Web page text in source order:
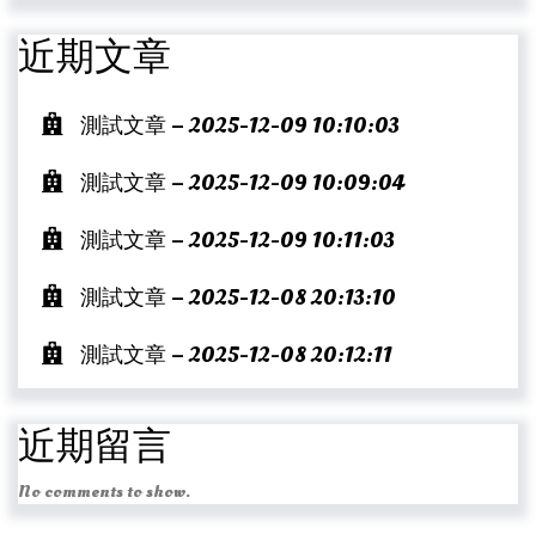
近期文章
測試文章 – 2025-12-09 10:10:03
測試文章 – 2025-12-09 10:09:04
測試文章 – 2025-12-09 10:11:03
測試文章 – 2025-12-08 20:13:10
測試文章 – 2025-12-08 20:12:11
近期留言
No comments to show.